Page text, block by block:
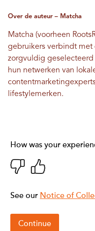
Over de auteur – Matcha
Matcha (voorheen
gebruikers verbindt met
zorgvuldig
hun netwerken van
lifestylemerken.